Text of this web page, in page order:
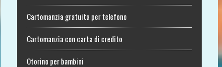
Cartomanzia gratuita per telefono
Cartomanzia con carta di credito
Otorino per bambini